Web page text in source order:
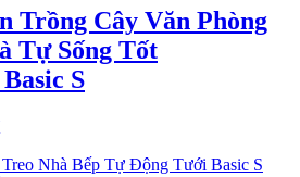
Trồng Cây Văn Phòng
Tự Sống Tốt
S